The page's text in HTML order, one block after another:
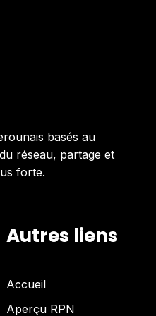
basés au
réseau, partage et
forte.
Autres liens
Accueil
Aperçu RPN